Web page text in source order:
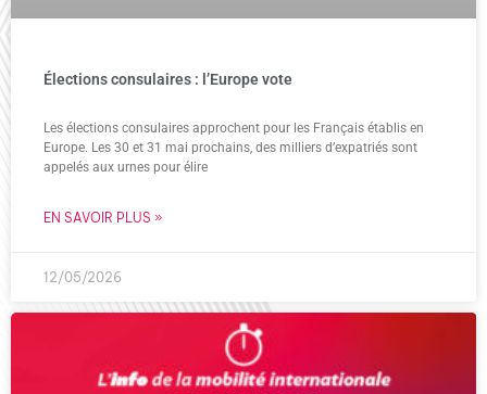
Élections consulaires : l’Europe vote
Les élections consulaires approchent pour les Français établis en
Europe. Les 30 et 31 mai prochains, des milliers d’expatriés sont
appelés aux urnes pour élire
EN SAVOIR PLUS »
12/05/2026